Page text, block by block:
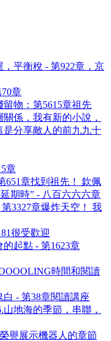
平衡稅 - 第922章，京
章
物：第5615章祖先
係，我有新的小說，
分享敵人的前九九十
章
651章找到祖先！ 欽佩
期時” - 八百六六六章
3327章爆炸天空！ 我
很受歡迎
起點 - 第1623章
時間和閱讀
- 第38章閱讀講座
山地海的季節，串聯，
譽展示機器人的章節